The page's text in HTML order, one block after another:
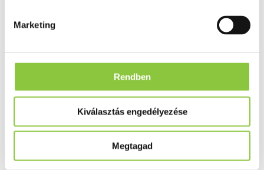
Marketing
Rendben
Kiválasztás engedélyezése
Megtagad
É́lvezeti
Könyvek
Egészség ajándékba
Tápszer